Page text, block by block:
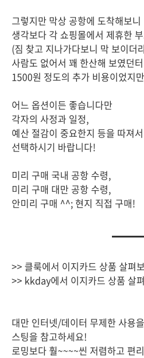
그렇지만 막상 공항에 도착해보니
생각보다 각 쇼핑몰에서 제휴한
(짐 찾고 지나가다보니 막 보이더
사람도 없어서 꽤 한산해 보였던
1500원 정도의 추가 비용이었지
어느 옵션이든 좋습니다만
각자의 사정과 일정,
예산 절감이 중요한지 등을 따져서
선택하시기 바랍니다!
미리 구매 국내 공항 수령,
미리 구매 대만 공항 수령,
안미리 구매 ^^; 현지 직접 구매!
>> 클룩에서 이지카드 상품 살펴
>> kkday에서 이지카드 상품 살
대만 인터넷/데이터 무제한 사용
스팅을 참고하세요!
로밍보다 훨~~~~씬 저렴하고 편